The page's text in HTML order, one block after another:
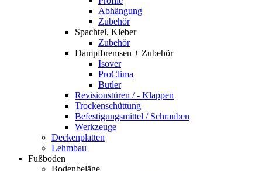
Abhängung
Zubehör
Spachtel, Kleber
Zubehör
Dampfbremsen + Zubehör
Isover
ProClima
Butler
Revisionstüren / - Klappen
Trockenschüttung
Befestigungsmittel / Schrauben
Werkzeuge
Deckenplatten
Lehmbau
Fußboden